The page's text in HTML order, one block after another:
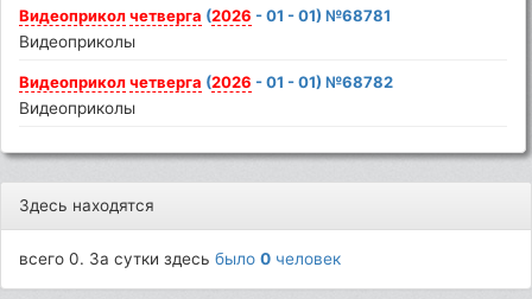
Видеоприкол четверга (2026 - 01 - 01) №68781
Видеоприколы
Видеоприкол четверга (2026 - 01 - 01) №68782
Видеоприколы
Здесь находятся
всего 0. За сутки здесьбыло0 человек